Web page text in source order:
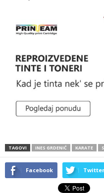
TAGOVI INES GRDENIĆ KARATE
Facebook Twitter